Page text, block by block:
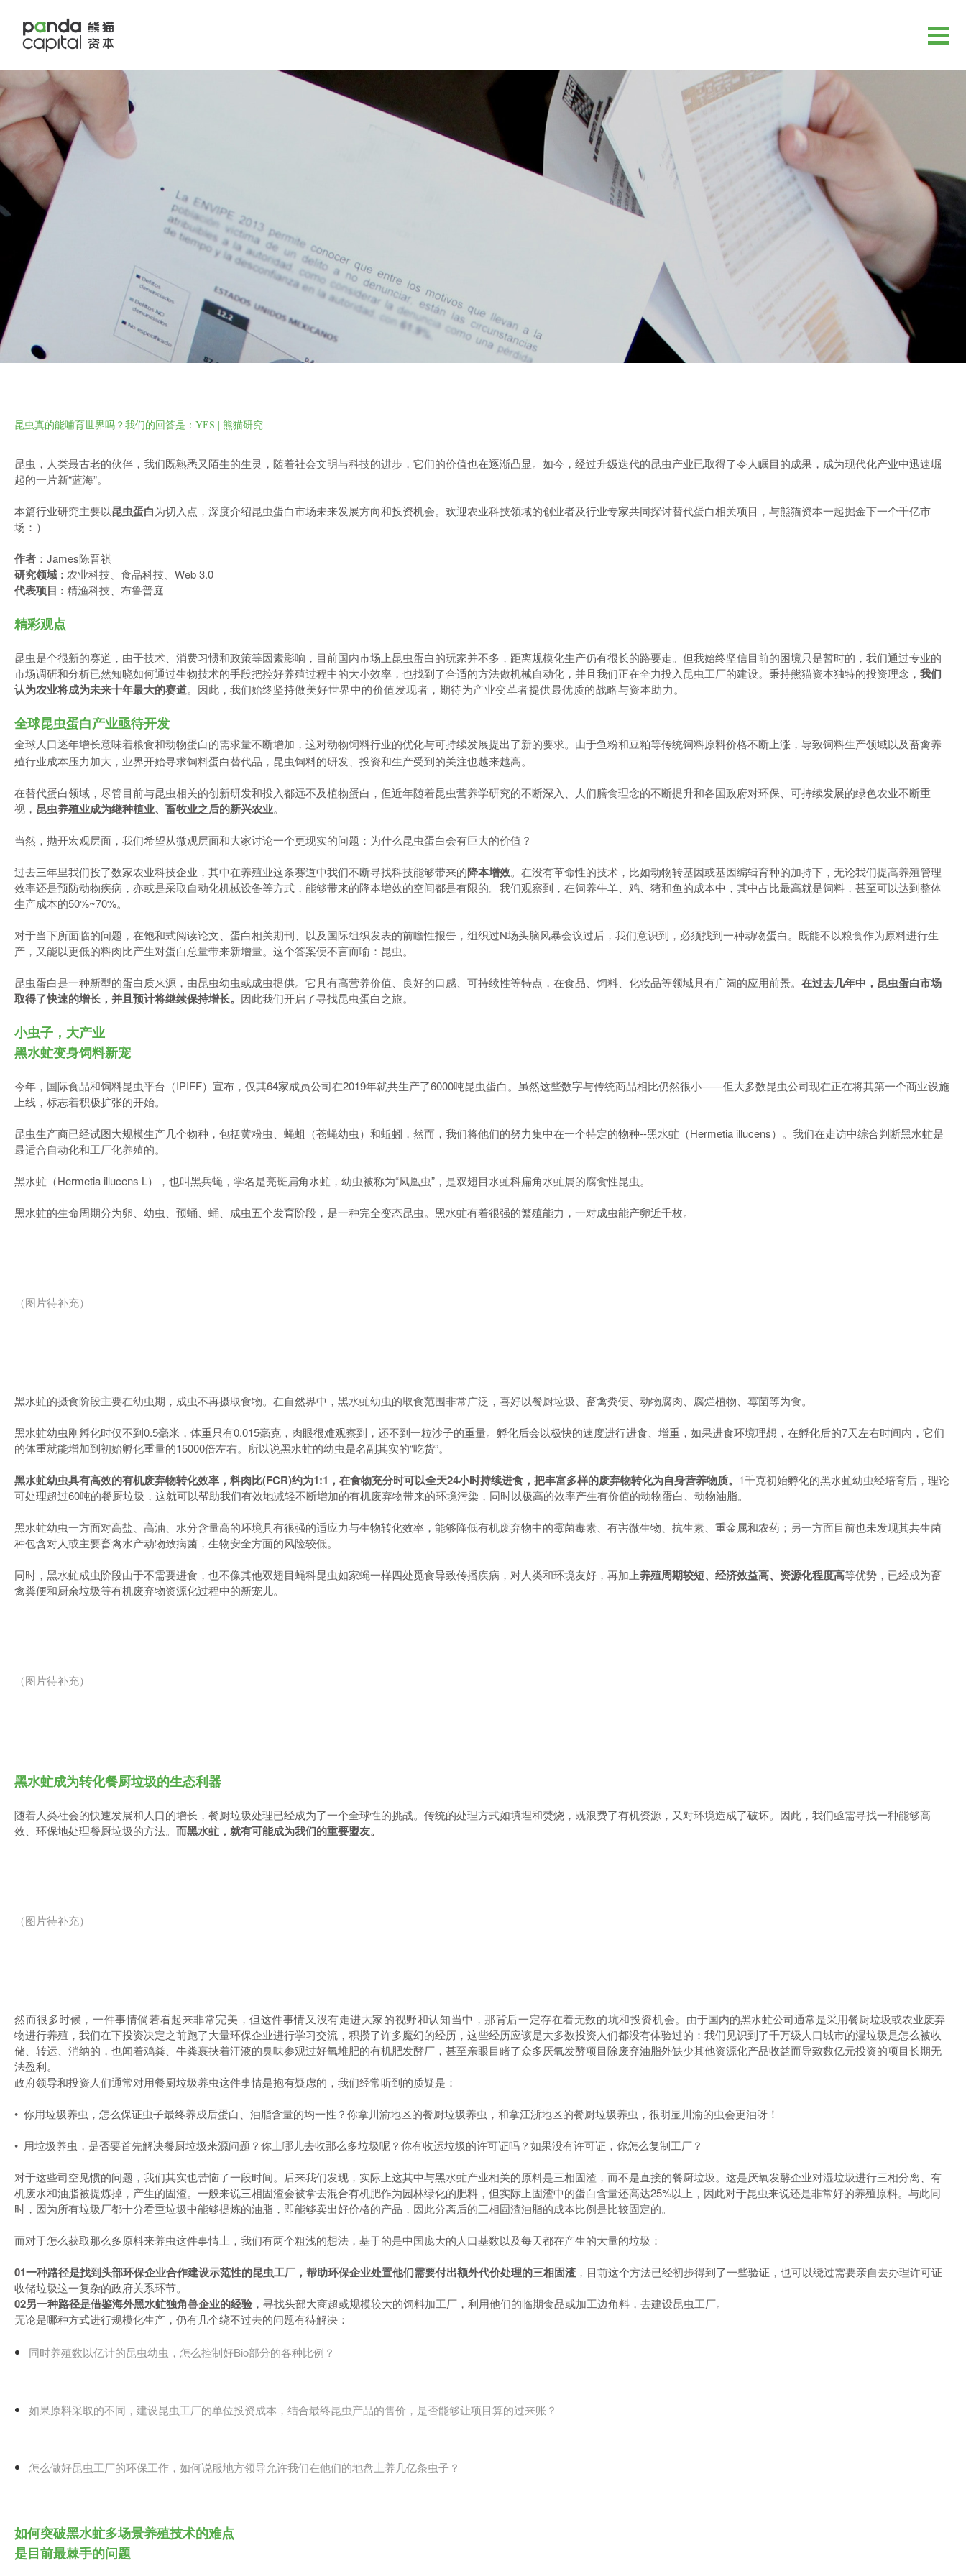
昆虫真的能哺育世界吗？我们的回答是：YES | 熊猫研究
昆虫，人类最古老的伙伴，我们既熟悉又陌生的生灵，随着社会文明与科技的进步，它们的价值也在逐渐凸显。如今，经过升级迭代的昆虫产业已取得了令人瞩目的成果，成为现代化产业中迅速崛
起的一片新“蓝海”。
本篇行业研究主要以昆虫蛋白为切入点，深度介绍昆虫蛋白市场未来发展方向和投资机会。欢迎农业科技领域的创业者及行业专家共同探讨替代蛋白相关项目，与熊猫资本一起掘金下一个千亿市
场：）
作者 ：James陈晋祺
研究领域 : 农业科技、食品科技、Web 3.0
代表项目 : 精渔科技、布鲁普庭
精彩观点
昆虫是个很新的赛道，由于技术、消费习惯和政策等因素影响，目前国内市场上昆虫蛋白的玩家并不多，距离规模化生产仍有很长的路要走。但我始终坚信目前的困境只是暂时的，我们通过专业的
市场调研和分析已然知晓如何通过生物技术的手段把控好养殖过程中的大小效率，也找到了合适的方法做机械自动化，并且我们正在全力投入昆虫工厂的建设。秉持熊猫资本独特的投资理念， 我们
认为农业将成为未来十年最大的赛道。因此，我们始终坚持做美好世界中的价值发现者，期待为产业变革者提供最优质的战略与资本助力。
全球昆虫蛋白产业亟待开发
全球人口逐年增长意味着粮食和动物蛋白的需求量不断增加，这对动物饲料行业的优化与可持续发展提出了新的要求。由于鱼粉和豆粕等传统饲料原料价格不断上涨，导致饲料生产领域以及畜禽养
殖行业成本压力加大，业界开始寻求饲料蛋白替代品，昆虫饲料的研发、投资和生产受到的关注也越来越高。
在替代蛋白领域，尽管目前与昆虫相关的创新研发和投入都远不及植物蛋白，但近年随着昆虫营养学研究的不断深入、人们膳食理念的不断提升和各国政府对环保、可持续发展的绿色农业不断重
视， 昆虫养殖业成为继种植业、畜牧业之后的新兴农业。
当然，抛开宏观层面，我们希望从微观层面和大家讨论一个更现实的问题：为什么昆虫蛋白会有巨大的价值？
过去三年里我们投了数家农业科技企业，其中在养殖业这条赛道中我们不断寻找科技能够带来的降本增效。在没有革命性的技术，比如动物转基因或基因编辑育种的加持下，无论我们提高养殖管理
效率还是预防动物疾病，亦或是采取自动化机械设备等方式，能够带来的降本增效的空间都是有限的。我们观察到，在饲养牛羊、鸡、猪和鱼的成本中，其中占比最高就是饲料，甚至可以达到整体
生产成本的50%~70%。
对于当下所面临的问题，在饱和式阅读论文、蛋白相关期刊、以及国际组织发表的前瞻性报告，组织过N场头脑风暴会议过后，我们意识到，必须找到一种动物蛋白。既能不以粮食作为原料进行生
产，又能以更低的料肉比产生对蛋白总量带来新增量。这个答案便不言而喻：昆虫。
昆虫蛋白是一种新型的蛋白质来源，由昆虫幼虫或成虫提供。它具有高营养价值、良好的口感、可持续性等特点，在食品、饲料、化妆品等领域具有广阔的应用前景。 在过去几年中，昆虫蛋白市场
取得了快速的增长，并且预计将继续保持增长。 因此我们开启了寻找昆虫蛋白之旅。
小虫子，大产业
黑水虻变身饲料新宠
今年，国际食品和饲料昆虫平台（IPIFF）宣布，仅其64家成员公司在2019年就共生产了6000吨昆虫蛋白。虽然这些数字与传统商品相比仍然很小——但大多数昆虫公司现在正在将其第一个商业设施
上线，标志着积极扩张的开始。
昆虫生产商已经试图大规模生产几个物种，包括黄粉虫、蝇蛆（苍蝇幼虫）和蚯蚓，然而，我们将他们的努力集中在一个特定的物种--黑水虻（Hermetia illucens）。我们在走访中综合判断黑水虻是
最适合自动化和工厂化养殖的。
黑水虻（Hermetia illucens L），也叫黑兵蝇，学名是亮斑扁角水虻，幼虫被称为“凤凰虫”，是双翅目水虻科扁角水虻属的腐食性昆虫。
黑水虻的生命周期分为卵、幼虫、预蛹、蛹、成虫五个发育阶段，是一种完全变态昆虫。黑水虻有着很强的繁殖能力，一对成虫能产卵近千枚。
（图片待补充）
黑水虻的摄食阶段主要在幼虫期，成虫不再摄取食物。在自然界中，黑水虻幼虫的取食范围非常广泛，喜好以餐厨垃圾、畜禽粪便、动物腐肉、腐烂植物、霉菌等为食。
黑水虻幼虫刚孵化时仅不到0.5毫米，体重只有0.015毫克，肉眼很难观察到，还不到一粒沙子的重量。孵化后会以极快的速度进行进食、增重，如果进食环境理想，在孵化后的7天左右时间内，它们
的体重就能增加到初始孵化重量的15000倍左右。所以说黑水虻的幼虫是名副其实的“吃货”。
黑水虻幼虫具有高效的有机废弃物转化效率，料肉比(FCR)约为1:1，在食物充分时可以全天24小时持续进食，把丰富多样的废弃物转化为自身营养物质。 1千克初始孵化的黑水虻幼虫经培育后，理论
可处理超过60吨的餐厨垃圾，这就可以帮助我们有效地减轻不断增加的有机废弃物带来的环境污染，同时以极高的效率产生有价值的动物蛋白、动物油脂。
黑水虻幼虫一方面对高盐、高油、水分含量高的环境具有很强的适应力与生物转化效率，能够降低有机废弃物中的霉菌毒素、有害微生物、抗生素、重金属和农药；另一方面目前也未发现其共生菌
种包含对人或主要畜禽水产动物致病菌，生物安全方面的风险较低。
同时，黑水虻成虫阶段由于不需要进食，也不像其他双翅目蝇科昆虫如家蝇一样四处觅食导致传播疾病，对人类和环境友好，再加上养殖周期较短、经济效益高、资源化程度高等优势，已经成为畜
禽粪便和厨余垃圾等有机废弃物资源化过程中的新宠儿。
（图片待补充）
黑水虻成为转化餐厨垃圾的生态利器
随着人类社会的快速发展和人口的增长，餐厨垃圾处理已经成为了一个全球性的挑战。传统的处理方式如填埋和焚烧，既浪费了有机资源，又对环境造成了破坏。因此，我们亟需寻找一种能够高
效、环保地处理餐厨垃圾的方法。 而黑水虻，就有可能成为我们的重要盟友。
（图片待补充）
然而很多时候，一件事情倘若看起来非常完美，但这件事情又没有走进大家的视野和认知当中，那背后一定存在着无数的坑和投资机会。 由于国内的黑水虻公司通常是采用餐厨垃圾或农业废弃
物进行养殖，我们在下投资决定之前跑了大量环保企业进行学习交流，积攒了许多魔幻的经历，这些经历应该是大多数投资人们都没有体验过的：我们见识到了千万级人口城市的湿垃圾是怎么被收
储、转运、消纳的，也闻着鸡粪、牛粪裹挟着汗液的臭味参观过好氧堆肥的有机肥发酵厂，甚至亲眼目睹了众多厌氧发酵项目除废弃油脂外缺少其他资源化产品收益而导致数亿元投资的项目长期无
法盈利。
政府领导和投资人们通常对用餐厨垃圾养虫这件事情是抱有疑虑的，我们经常听到的质疑是：
• 你用垃圾养虫，怎么保证虫子最终养成后蛋白、油脂含量的均一性？你拿川渝地区的餐厨垃圾养虫，和拿江浙地区的餐厨垃圾养虫，很明显川渝的虫会更油呀！
• 用垃圾养虫，是否要首先解决餐厨垃圾来源问题？你上哪儿去收那么多垃圾呢？你有收运垃圾的许可证吗？如果没有许可证，你怎么复制工厂？
对于这些司空见惯的问题，我们其实也苦恼了一段时间。后来我们发现，实际上这其中与黑水虻产业相关的原料是三相固渣，而不是直接的餐厨垃圾。这是厌氧发酵企业对湿垃圾进行三相分离、有
机废水和油脂被提炼掉，产生的固渣。一般来说三相固渣会被拿去混合有机肥作为园林绿化的肥料，但实际上固渣中的蛋白含量还高达25%以上，因此对于昆虫来说还是非常好的养殖原料。与此同
时，因为所有垃圾厂都十分看重垃圾中能够提炼的油脂，即能够卖出好价格的产品，因此分离后的三相固渣油脂的成本比例是比较固定的。
而对于怎么获取那么多原料来养虫这件事情上，我们有两个粗浅的想法，基于的是中国庞大的人口基数以及每天都在产生的大量的垃圾：
01一种路径是找到头部环保企业合作建设示范性的昆虫工厂，帮助环保企业处置他们需要付出额外代价处理的三相固渣 ，目前这个方法已经初步得到了一些验证，也可以绕过需要亲自去办理许可证
收储垃圾这一复杂的政府关系环节。
02另一种路径是借鉴海外黑水虻独角兽企业的经验，寻找头部大商超或规模较大的饲料加工厂，利用他们的临期食品或加工边角料，去建设昆虫工厂。
无论是哪种方式进行规模化生产，仍有几个绕不过去的问题有待解决：
同时养殖数以亿计的昆虫幼虫，怎么控制好Bio部分的各种比例？
如果原料采取的不同，建设昆虫工厂的单位投资成本，结合最终昆虫产品的售价，是否能够让项目算的过来账？
怎么做好昆虫工厂的环保工作，如何说服地方领导允许我们在他们的地盘上养几亿条虫子？
如何突破黑水虻多场景养殖技术的难点
是目前最棘手的问题